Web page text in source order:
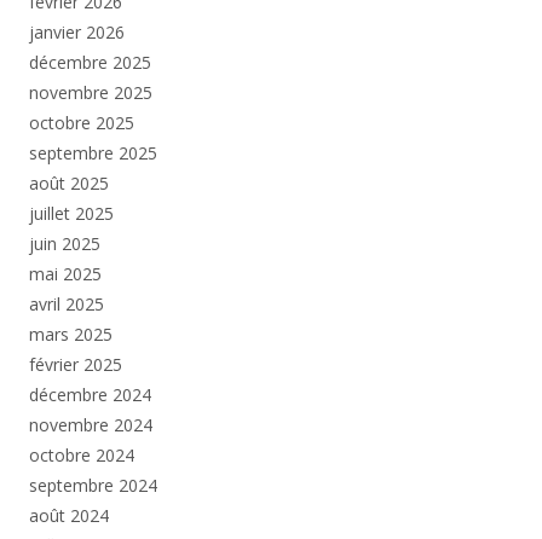
janvier 2026
décembre 2025
novembre 2025
octobre 2025
septembre 2025
août 2025
juillet 2025
juin 2025
mai 2025
avril 2025
mars 2025
février 2025
décembre 2024
novembre 2024
octobre 2024
septembre 2024
août 2024